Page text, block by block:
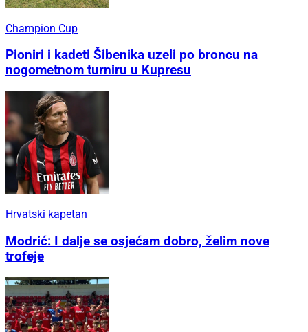
Champion Cup
Pioniri i kadeti Šibenika uzeli po broncu na
nogometnom turniru u Kupresu
Hrvatski kapetan
Modrić: I dalje se osjećam dobro, želim nove
trofeje